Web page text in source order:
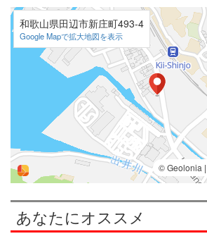
和歌山県田辺市新庄町493-4
Google Mapで拡大地図を表示
あなたにオススメ